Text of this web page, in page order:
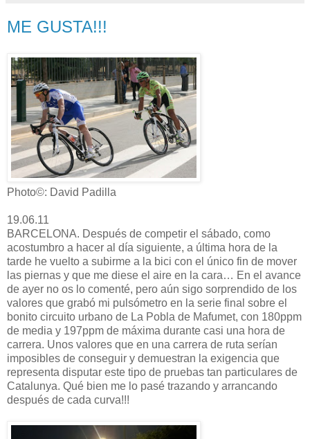
ME GUSTA!!!
Photo©: David Padilla
19.06.11
BARCELONA. Después de competir el sábado, como
acostumbro a hacer al día siguiente, a última hora de la
tarde he vuelto a subirme a la bici con el único fin de mover
las piernas y que me diese el aire en la cara… En el avance
de ayer no os lo comenté, pero aún sigo sorprendido de los
valores que grabó mi pulsómetro en la serie final sobre el
bonito circuito urbano de La Pobla de Mafumet, con 180ppm
de media y 197ppm de máxima durante casi una hora de
carrera. Unos valores que en una carrera de ruta serían
imposibles de conseguir y demuestran la exigencia que
representa disputar este tipo de pruebas tan particulares de
Catalunya. Qué bien me lo pasé trazando y arrancando
después de cada curva!!!